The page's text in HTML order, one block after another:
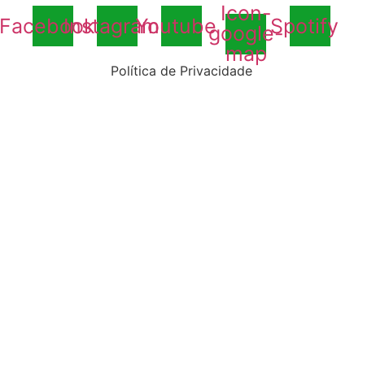
FacebookInstagramYoutube
Icon-
google-
map
Spotify
Política de Privacidade